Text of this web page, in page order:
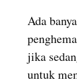
Ada
jika
untuk